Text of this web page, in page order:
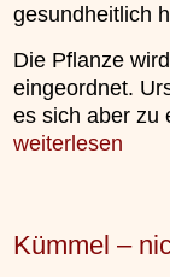
gesundheitlich
Die Pflanze
eingeordnet.
es sich aber zu
weiterlesen
Kümmel –